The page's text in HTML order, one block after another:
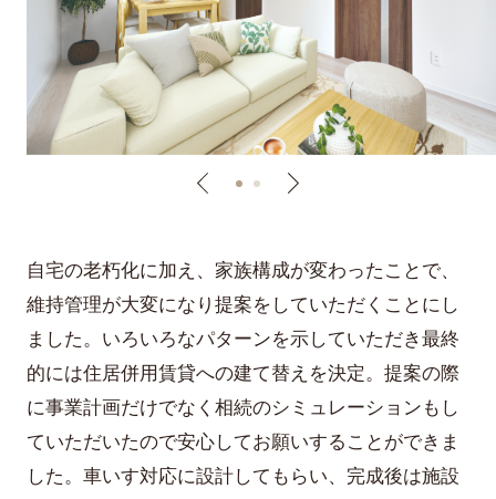
自宅の老朽化に加え、家族構成が変わったことで、
維持管理が大変になり提案をしていただくことにし
ました。いろいろなパターンを示していただき最終
的には住居併用賃貸への建て替えを決定。提案の際
に事業計画だけでなく相続のシミュレーションもし
ていただいたので安心してお願いすることができま
した。車いす対応に設計してもらい、完成後は施設